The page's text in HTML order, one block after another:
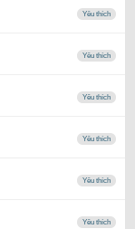
Yêu thích
Yêu thích
Yêu thích
Yêu thích
Yêu thích
Yêu thích